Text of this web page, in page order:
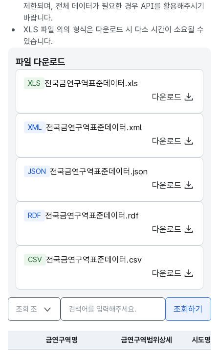
제한되며, 전체 데이터가 필요한 경우 API를 활용해주시기
바랍니다.
XLS 파일 외의 형식은 다운로드 시 다소 시간이 소요될 수
있습니다.
파일 다운로드
XLS 전국금연구역표준데이터.xls
다운로드
XML 전국금연구역표준데이터.xml
다운로드
JSON 전국금연구역표준데이터.json
다운로드
RDF 전국금연구역표준데이터.rdf
다운로드
CSV 전국금연구역표준데이터.csv
다운로드
검색옵션 검색어 입력창
조회하기
금연구역명 금연구역범위상세 시도명